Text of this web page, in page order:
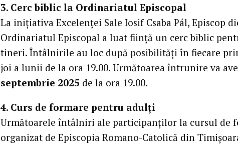
3. Cerc biblic la Ordinariatul Episcopal
La inițiativa Excelenței Sale Iosif Csaba Pál, Episcop
Ordinariatul Episcopal a luat ființă un cerc biblic
tineri. Întâlnirile au loc după posibilități în fiecare
joi a lunii de la ora 19.00. Următoarea întrunire va
septembrie 2025 de la ora 19.00.
4. Curs de formare pentru adulți
Următoarele întâlniri ale participanților la cursul de
organizat de Episcopia Romano-Catolică din